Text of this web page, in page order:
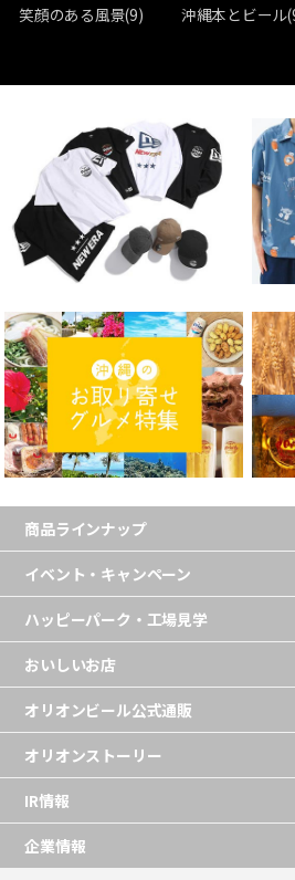
笑顔のある風景(9)
沖縄本とビール
商品ラインナップ
イベント・キャンペーン
ハッピーパーク・工場見学
おいしいお店
オリオンビール公式通販
オリオンストーリー
IR情報
企業情報